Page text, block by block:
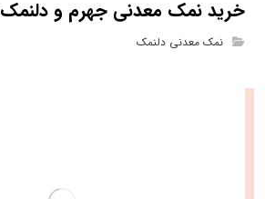
خرید نمک معدنی جهرم و دلنمک
نمک معدنی دلنمک